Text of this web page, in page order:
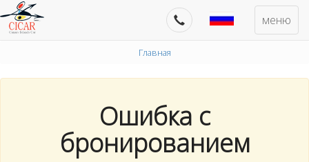
меню
Главная
Ошибка с
бронированием